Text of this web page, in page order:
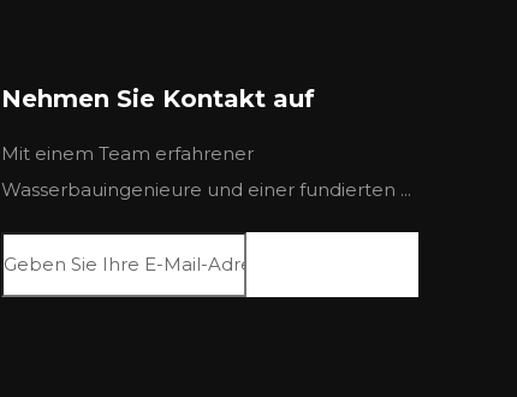
Nehmen Sie Kontakt auf
Mit einem Team erfahrener
Wasserbauingenieure und einer fundierten ...